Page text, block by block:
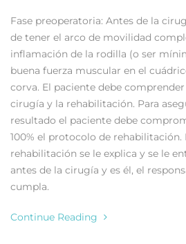
Fase preoperatoria: Antes de la
de tener el arco de movilidad
inflamación de la rodilla (o ser
buena fuerza muscular en el
corva. El paciente debe
cirugía y la rehabilitación. Para
resultado el paciente debe
100% el protocolo de
rehabilitación se le explica y se le
antes de la cirugía y es él, el
cumpla.
Continue Reading